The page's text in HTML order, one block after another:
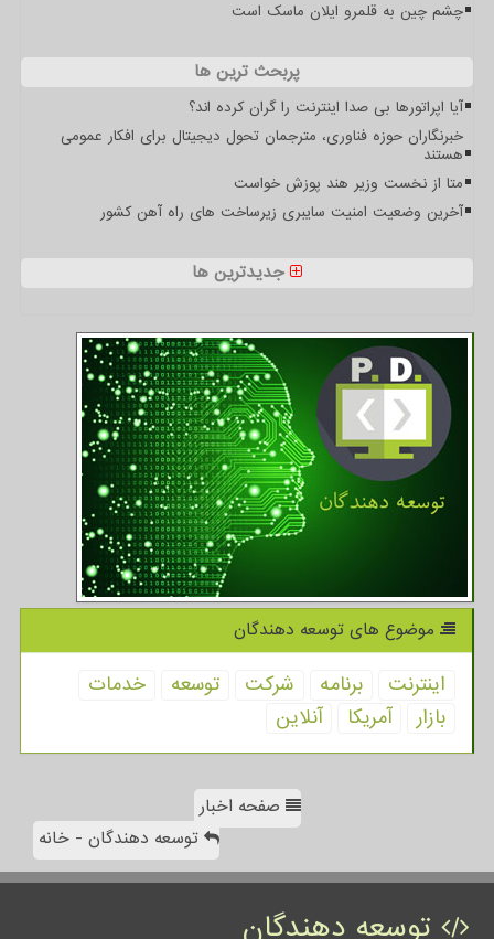
چشم چین به قلمرو ایلان ماسک است
پربحث ترین ها
آیا اپراتورها بی صدا اینترنت را گران کرده اند؟
خبرنگاران حوزه فناوری، مترجمان تحول دیجیتال برای افکار عمومی
هستند
متا از نخست وزیر هند پوزش خواست
آخرین وضعیت امنیت سایبری زیرساخت های راه آهن کشور
جدیدترین ها
موضوع های توسعه دهندگان
اینترنت برنامه شركت توسعه
خدمات
بازار
آمریكا آنلاین
صفحه اخبار
توسعه دهندگان - خانه
توسعه دهندگان